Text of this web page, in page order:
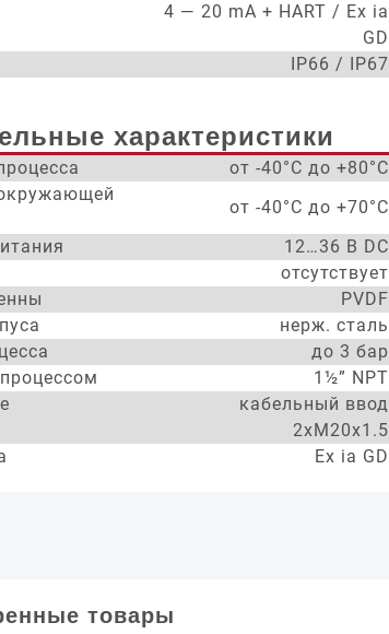
4 — 20 mA + HART / Ex ia
GD
IP66 / IP67
характеристики
от -40°С до +80°С
от -40°С до +70°С
12…36 В DC
отсутствует
PVDF
нерж. сталь
до 3 бар
1½” NPT
кабельный ввод
2xM20x1.5
Ex ia GD
товары